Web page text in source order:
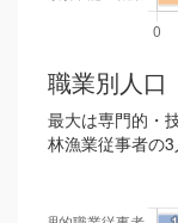
職業別人口
最大は専門的・
林漁業従事者の3